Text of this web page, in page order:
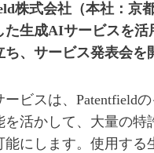
株式会社（本社：京
た生成AIサービスを
ち、サービス発表会を
ービスは、Patentfield
を活かして、大量の
能にします。使用する